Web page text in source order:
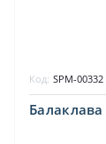
Код: SPM-00332